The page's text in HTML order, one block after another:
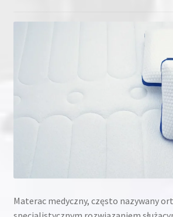
Materac medyczny, często nazywany